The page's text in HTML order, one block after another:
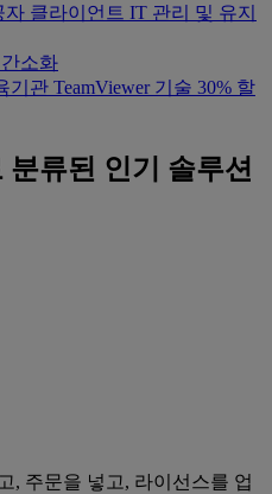
자 클라이언트 IT 관리 및 유지
소화
기관 TeamViewer 기술 30% 할
분류된 인기 솔루션
, 주문을 넣고, 라이선스를 업